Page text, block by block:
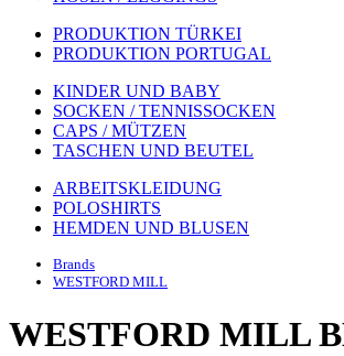
PRODUKTION TÜRKEI
PRODUKTION PORTUGAL
KINDER UND BABY
SOCKEN / TENNISSOCKEN
CAPS / MÜTZEN
TASCHEN UND BEUTEL
ARBEITSKLEIDUNG
POLOSHIRTS
HEMDEN UND BLUSEN
Brands
WESTFORD MILL
WESTFORD MILL